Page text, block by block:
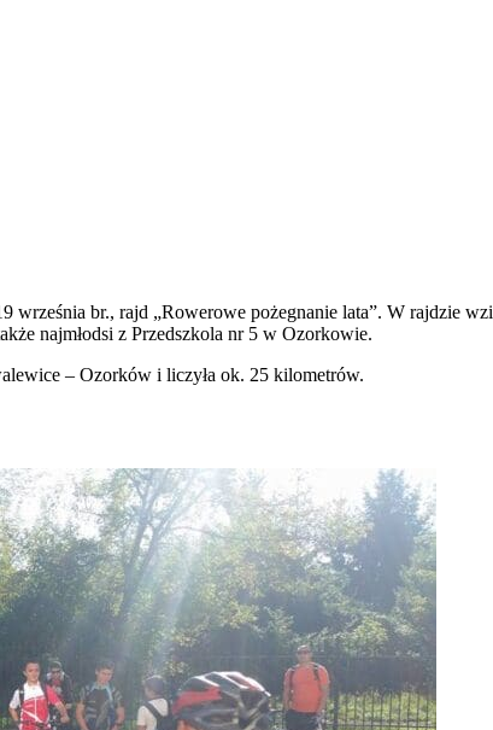
września br., rajd „Rowerowe pożegnanie lata”. W rajdzie
najmłodsi z Przedszkola nr 5 w Ozorkowie.
– Ozorków i liczyła ok. 25 kilometrów.